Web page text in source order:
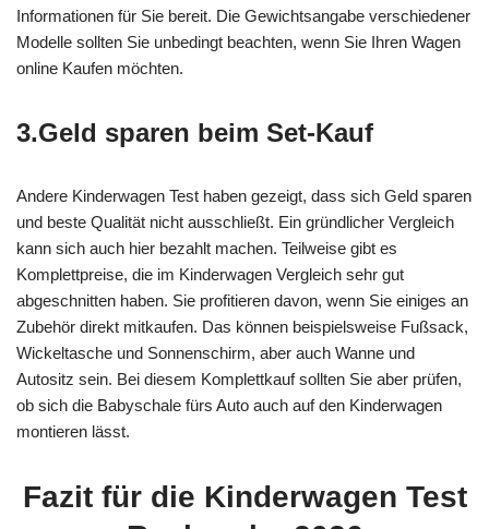
Informationen für Sie bereit. Die Gewichtsangabe verschiedener
Modelle sollten Sie unbedingt beachten, wenn Sie Ihren Wagen
online Kaufen möchten.
3.Geld sparen beim Set-Kauf
Andere Kinderwagen Test haben gezeigt, dass sich Geld sparen
und beste Qualität nicht ausschließt. Ein gründlicher Vergleich
kann sich auch hier bezahlt machen. Teilweise gibt es
Komplettpreise, die im Kinderwagen Vergleich sehr gut
abgeschnitten haben. Sie profitieren davon, wenn Sie einiges an
Zubehör direkt mitkaufen. Das können beispielsweise Fußsack,
Wickeltasche und Sonnenschirm, aber auch Wanne und
Autositz sein. Bei diesem Komplettkauf sollten Sie aber prüfen,
ob sich die Babyschale fürs Auto auch auf den Kinderwagen
montieren lässt.
Fazit für die Kinderwagen Test